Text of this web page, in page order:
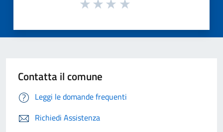
Contatta il comune
Leggi le domande frequenti
Richiedi Assistenza